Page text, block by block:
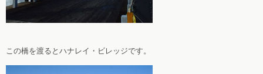
この橋を渡るとハナレイ・ビレッジです。